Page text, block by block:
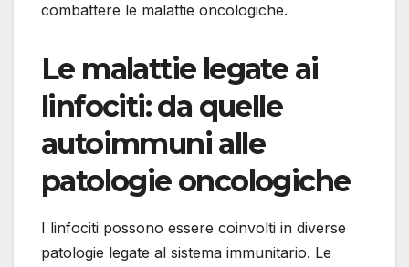
combattere le malattie oncologiche.
Le malattie legate ai
linfociti: da quelle
autoimmuni alle
patologie oncologiche
I linfociti possono essere coinvolti in diverse
patologie legate al sistema immunitario. Le